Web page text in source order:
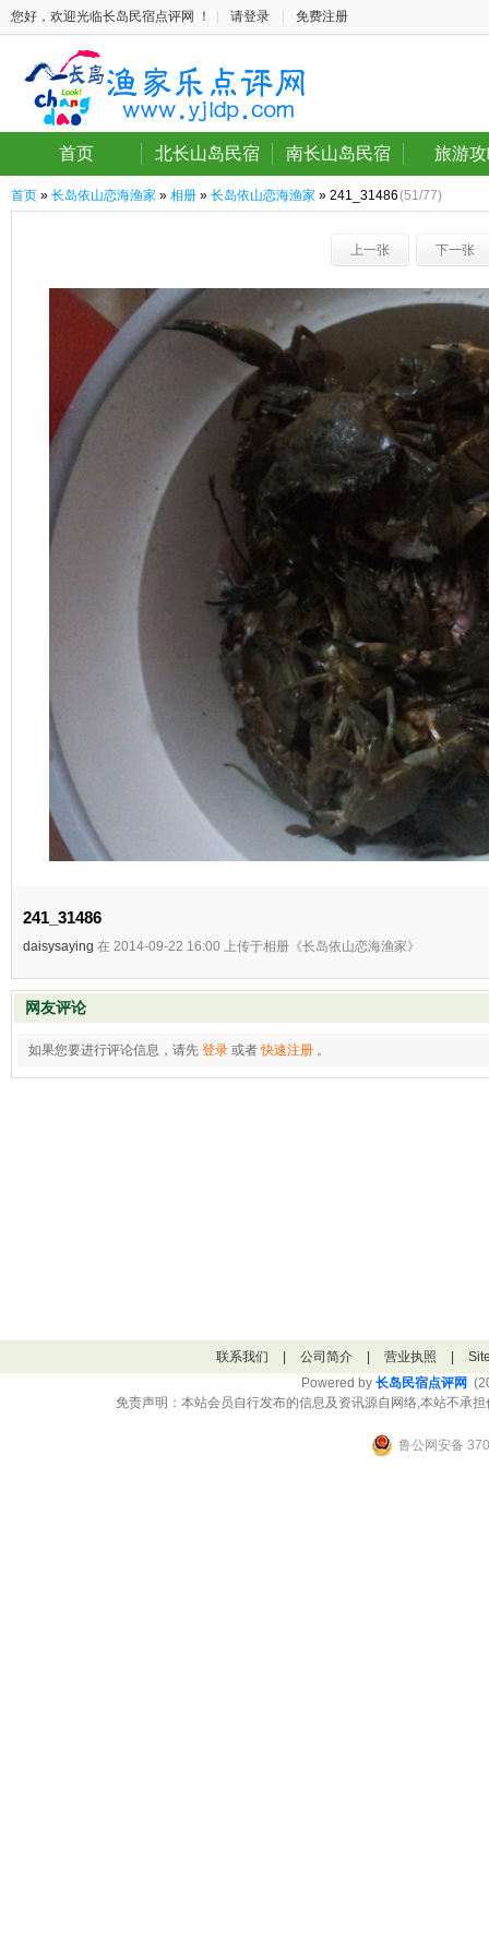
您好，欢迎光临长岛民宿点评网 ！ 请登录 免费注册
首页 北长山岛民宿 南长山岛民宿 旅游
首页 » 长岛依山恋海渔家 » 相册 » 长岛依山恋海渔家 » 241_31486(51/77)
上一张 下一张
241_31486
daisysaying 在 2014-09-22 16:00 上传于相册《长岛依山恋海渔家》
网友评论
如果您要进行评论信息，请先 登录 或者快速注册 。
联系我们 公司简介 营业执照
Powered by 长岛民宿点评网
免责声明：本站会员自行发布的信息及资讯源自网络,本站不承
鲁公网安备